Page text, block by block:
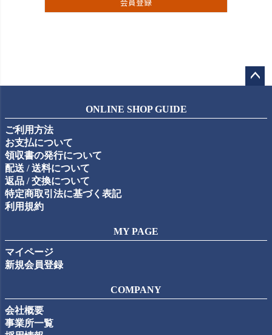
会員登録
ップ
ONLINE SHOP GUIDE
ご利用方法
お支払について
領収書の発行について
配送 / 送料について
返品 / 交換について
特定商取引法に基づく表記
利用規約
MY PAGE
マイページ
新規会員登録
COMPANY
会社概要
事業所一覧